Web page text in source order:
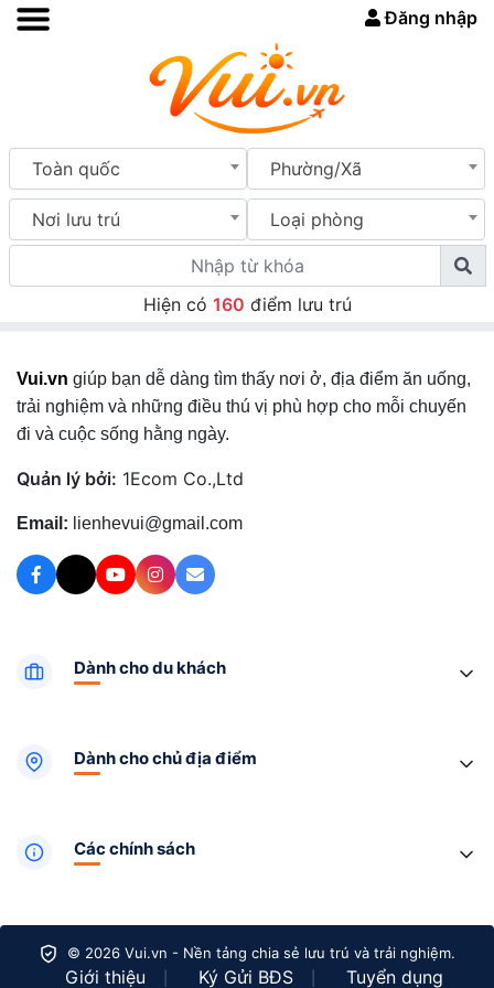
Đăng nhập
Toàn quốc Phường/Xã
Nơi lưu trú Loại phòng
Hiện có 160 điểm lưu trú
Vui.vn giúp bạn dễ dàng tìm thấy nơi ở, địa điểm ăn uống,
trải nghiệm và những điều thú vị phù hợp cho mỗi chuyến
đi và cuộc sống hằng ngày.
Quản lý bởi: 1Ecom Co.,Ltd
Email: lienhevui@gmail.com
Dành cho du khách
Dành cho chủ địa điểm
Các chính sách
© 2026 Vui.vn - Nền tảng chia sẻ lưu trú và trải nghiệm.
Giới thiệu Ký Gửi BĐS Tuyển dụng